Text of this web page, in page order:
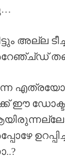
അല്ല
ഈ